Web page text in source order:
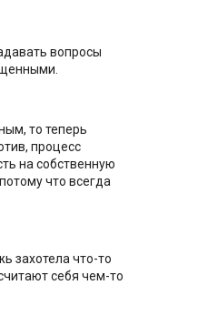
вопросы
то теперь
процесс
на собственную
что всегда
захотела что-то
себя чем-то